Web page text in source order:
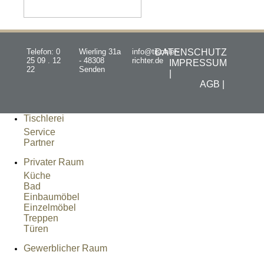
Telefon: 0
25 09 . 12
22
Wierling 31a
- 48308
Senden
info@tischler-
richter.de
DATENSCHUTZ
IMPRESSUM
AGB |
Tischlerei
Service
Partner
Privater Raum
Küche
Bad
Einbaumöbel
Einzelmöbel
Treppen
Türen
Gewerblicher Raum